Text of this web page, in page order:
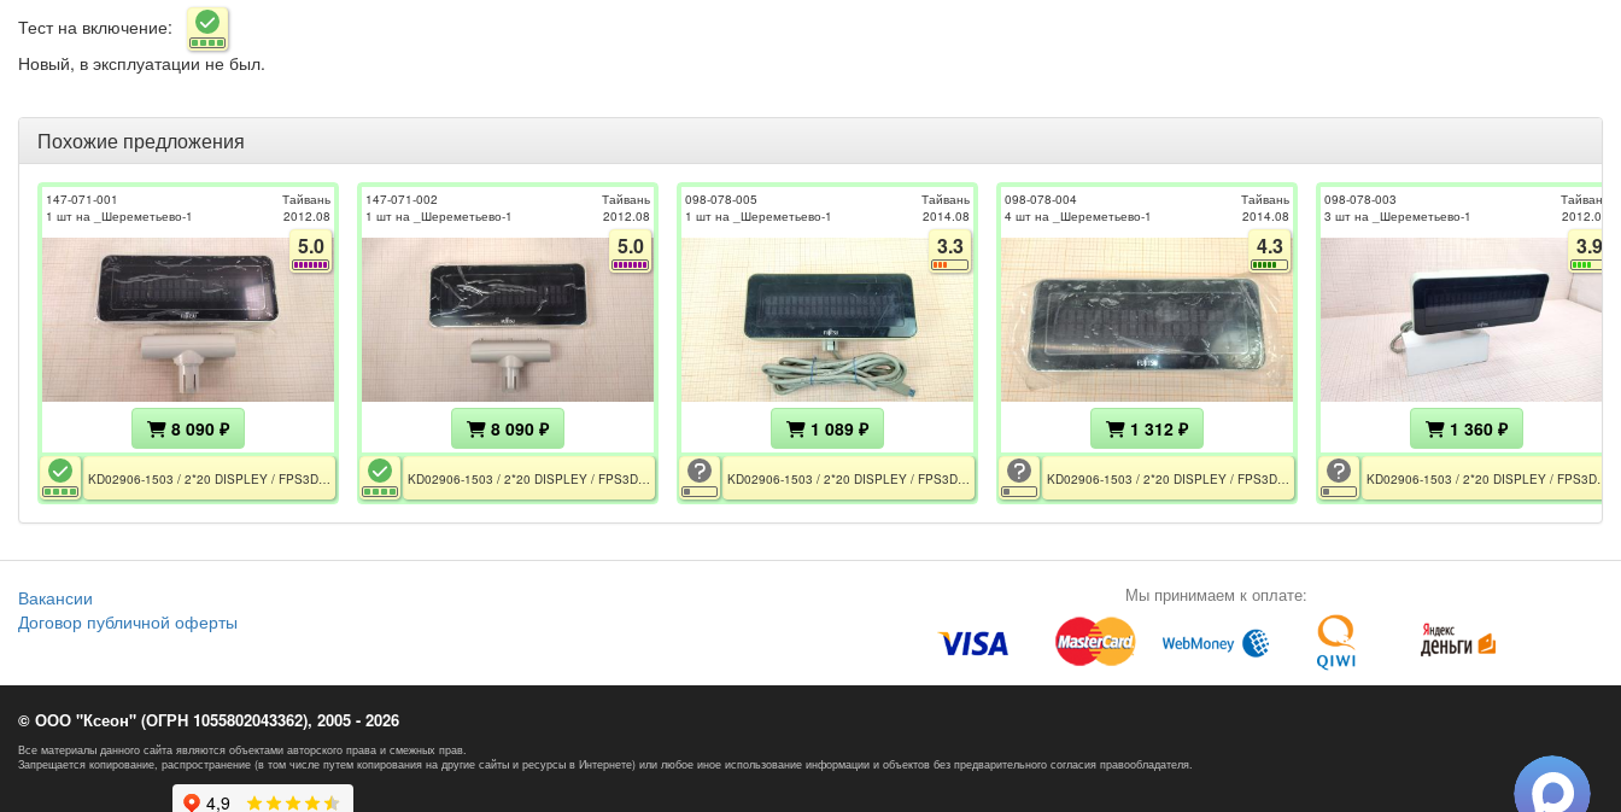
Тест на включение:
Новый, в эксплуатации не был.
Похожие предложения
147-071-001
1 шт на _Шереметьево-1
Тайвань
2012.08
5.0
8 090 ₽
KD02906-1503 / 2*20 DISPLEY / FPS3DCD / Rev 11J / CE
147-071-002
1 шт на _Шереметьево-1
Тайвань
2012.08
5.0
8 090 ₽
KD02906-1503 / 2*20 DISPLEY / FPS3DCD / Rev 11J / CE
098-078-005
1 шт на _Шереметьево-1
Тайвань
2014.08
3.3
1 089 ₽
KD02906-1503 / 2*20 DISPLEY / FPS3DCD / Rev 11J / CE
098-078-004
4 шт на _Шереметьево-1
Тайвань
2014.08
4.3
1 312 ₽
KD02906-1503 / 2*20 DISPLEY / FPS3DCD / Rev 11J / CE
098-078-003
3 шт на _Шереметьево-1
Тайвань
2012.07
3.9
1 360 ₽
KD02906-1503 / 2*20 DISPLEY / FPS3DCD / Rev 11J / CE / Кронштейн 41см.
Вакансии
Договор публичной оферты
Мы принимаем к оплате:
© ООО "Ксеон" (ОГРН 1055802043362), 2005 - 2026
Все материалы данного сайта являются объектами авторского права и смежных прав.
Запрещается копирование, распространение (в том числе путем копирования на другие сайты и ресурсы в Интернете) или любое иное использование информации и объектов без предварительного согласия правообладателя.